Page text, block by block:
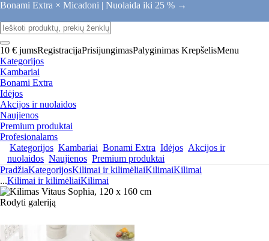
Bonami Extra × Micadoni | Nuolaida iki 25 % →
10 € jumsRegistracijaPrisijungimasPalyginimas KrepšelisMenu
Kategorijos
Kambariai
Bonami Extra
Idėjos
Akcijos ir nuolaidos
Naujienos
Premium produktai
Profesionalams
Kategorijos Kambariai Bonami Extra Idėjos Akcijos ir
nuolaidos Naujienos Premium produktai
PradžiaKategorijosKilimai ir kilimėliaiKilimaiKilimai
...Kilimai ir kilimėliaiKilimai
Rodyti galeriją